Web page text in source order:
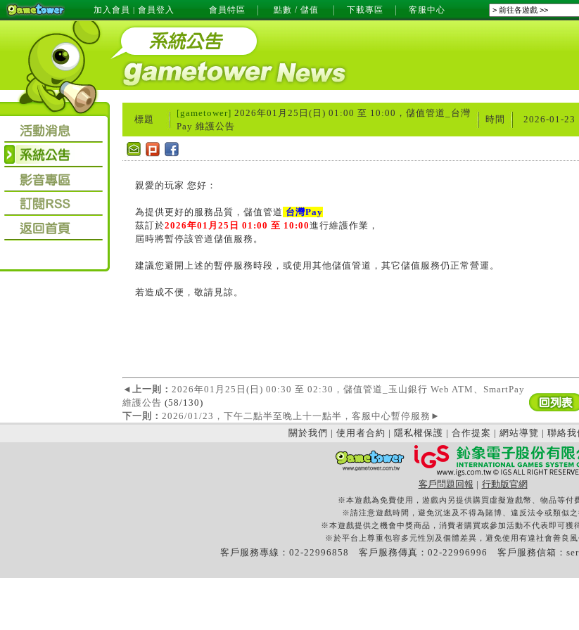
加入會員 | 會員登入 會員特區 點數 / 儲值 下載專區 客服中心
標題
[gametower] 2026年01月25日(日) 01:00 至 10:00，儲值管道_台灣
Pay 維護公告
時間 2026-01-23
親愛的玩家 您好：
為提供更好的服務品質，儲值管道 台灣Pay
茲訂於2026年01月25日 01:00 至 10:00進行維護作業，
屆時將暫停該管道儲值服務。
建議您避開上述的暫停服務時段，或使用其他儲值管道，其它儲值服務仍正常營運。
若造成不便，敬請見諒。
◄ 上一則： 2026年01月25日(日) 00:30 至 02:30，儲值管道_玉山銀行 Web ATM、SmartPay
維護公告 (58/130)
下一則： 2026/01/23，下午二點半至晚上十一點半，客服中心暫停服務 ►
關於我們 | 使用者合約 | 隱私權保護 | 合作提案 | 網站導覽 | 聯絡我
客戶問題回報 | 行動版官網
※本遊戲為免費使用，遊戲內另提供購買虛擬遊戲幣、物品等付
※請注意遊戲時間，避免沉迷及不得為賭博、違反法令或類似之
※本遊戲提供之機會中獎商品，消費者購買或參加活動不代表即可獲
※於平台上尊重包容多元性別及個體差異，避免使用有違社會善良風
客戶服務專線：02-22996858 客戶服務傳真：02-22996996 客戶服務信箱：